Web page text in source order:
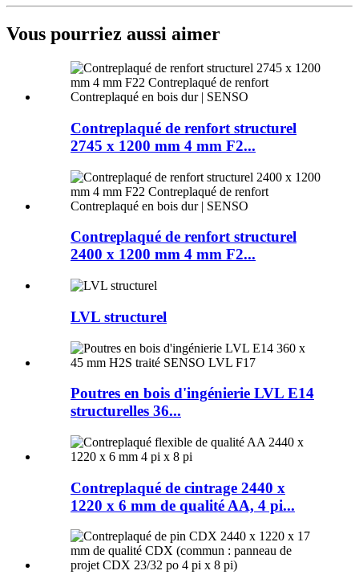
Vous pourriez aussi aimer
Contreplaqué de renfort structurel
2745 x 1200 mm 4 mm F2...
Contreplaqué de renfort structurel
2400 x 1200 mm 4 mm F2...
LVL structurel
Poutres en bois d'ingénierie LVL E14
structurelles 36...
Contreplaqué de cintrage 2440 x
1220 x 6 mm de qualité AA, 4 pi...